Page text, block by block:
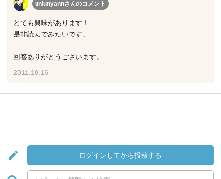
uniunyannさんのコメント
とても興味があります！
是非読んでみたいです。
回答ありがとうございます。
2011.10.16
ログインしてから投稿する